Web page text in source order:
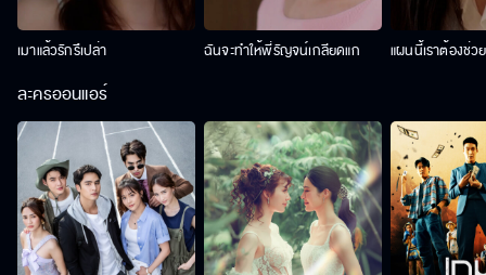
เมาแล้วรักรึเปล่า ฉันจะทำให้พี่รัญจน์เกลียดแก แผนนี้เราต้องช่ว
ละครออนแอร์